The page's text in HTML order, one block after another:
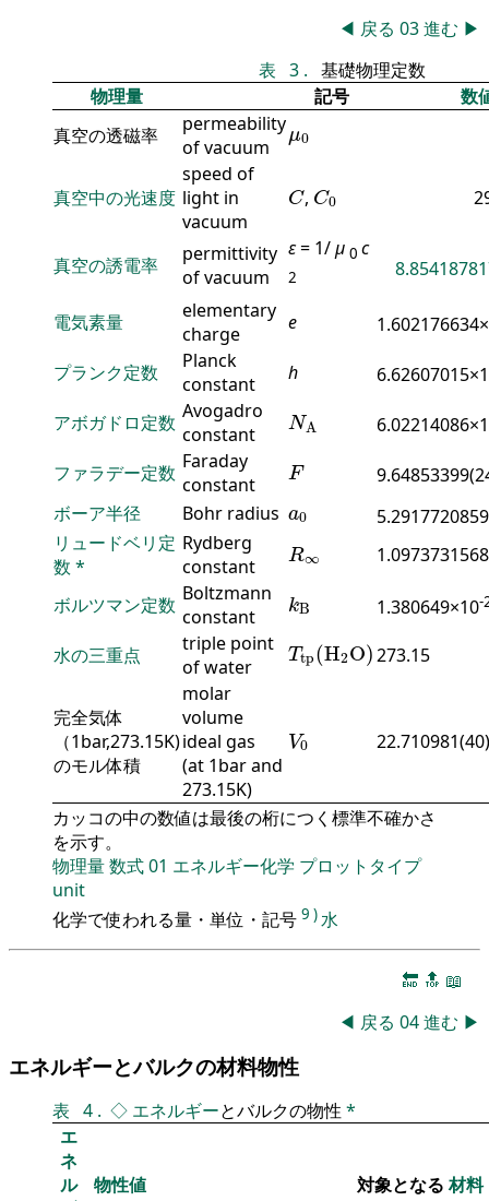
◀ 戻る 03進む ▶
表 3 . 基礎物理定数
物理量
記号
数
真空の透磁率
permeability
of vacuum
μ0
μ0
真空中の光速度
speed of
light in
vacuum
C
C, C0
C0
真空の誘電率
permittivity
of vacuum
ε= 1/μ 0 c
2
電気素量
elementary
charge
e
プランク定数
Planck
constant
h
アボガドロ定数 Avogadro
constant
NA
NA
ファラデー定数 Faraday
constant
F
F
ボーア半径
Bohr radius a0
a0
リュードベリ定
数 *
Rydberg
constant
R∞
R∞
ボルツマン定数 Boltzmann
constant
kB
kB 1.380649×10-
水の三重点
triple point
of water
Ttp(H2O)
Ttp(H 2O)273.15
完全気体
（1bar,273.15K)
のモル体積
molar
volume
ideal gas
(at 1bar and
273.15K)
V0
V0 22.710981(40)
カッコの中の数値は最後の桁につく標準不確かさ
を示す。
物理量数式01 エネルギー化学 プロットタイプ
unit
化学で使われる量・単位・記号 9 )水
🔚 🔝 📖
◀ 戻る 04進む ▶
エネルギーとバルクの材料物性
表 4 . ◇ エネルギーとバルクの物性 *
エ
ネ
ル
物性値 対象となる材料